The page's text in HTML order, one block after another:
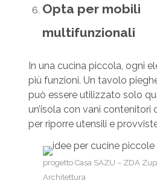
Opta per mobili
multifunzionali
In una cucina piccola, ogni
più funzioni. Un tavolo
può essere utilizzato solo
un’isola con vani contenitori
per riporre utensili e
progetto Casa SAZU – ZDA
Architettura